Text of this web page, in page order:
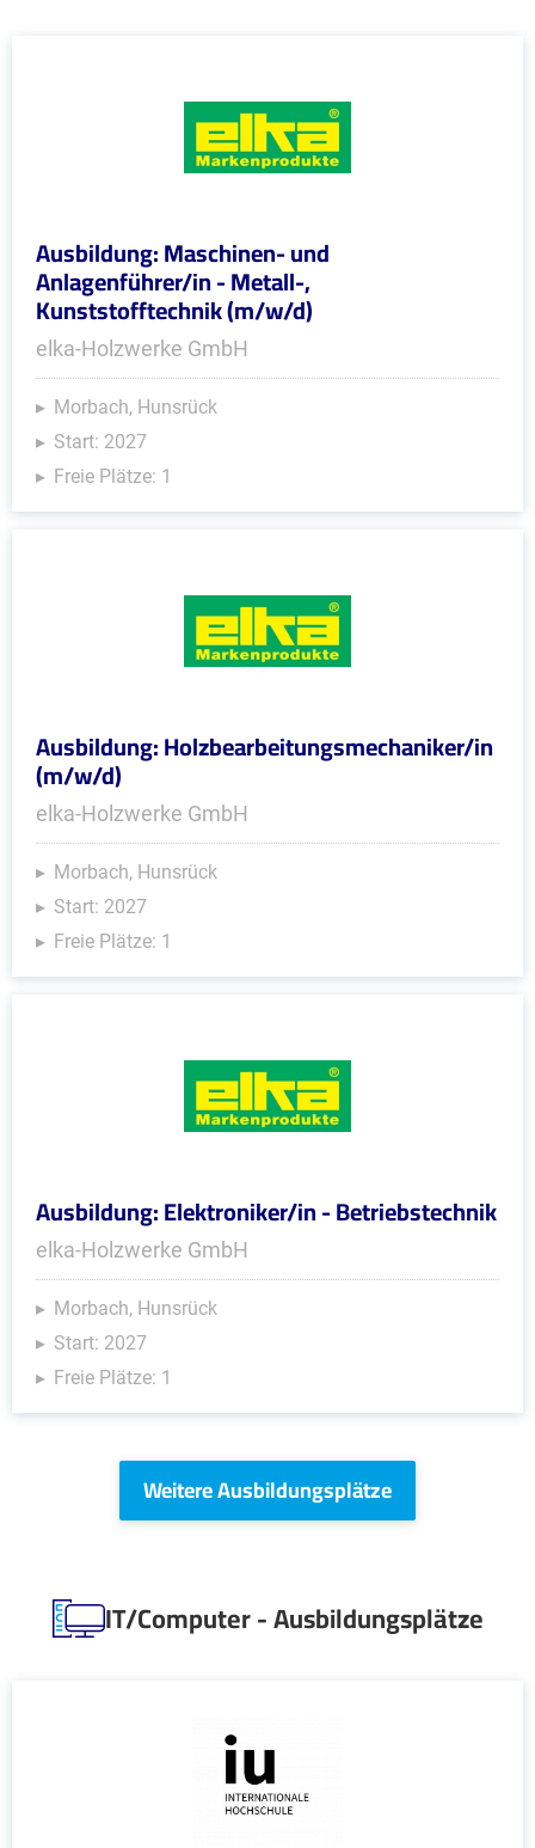
Ausbildung: Maschinen- und
Anlagenführer/in - Metall-,
Kunststofftechnik (m/w/d)
elka-Holzwerke GmbH
Morbach, Hunsrück
Start: 2027
Freie Plätze: 1
Ausbildung: Holzbearbeitungsmechaniker/in
(m/w/d)
elka-Holzwerke GmbH
Morbach, Hunsrück
Start: 2027
Freie Plätze: 1
Ausbildung: Elektroniker/in - Betriebstechnik
elka-Holzwerke GmbH
Morbach, Hunsrück
Start: 2027
Freie Plätze: 1
Weitere Ausbildungsplätze
IT/Computer - Ausbildungsplätze